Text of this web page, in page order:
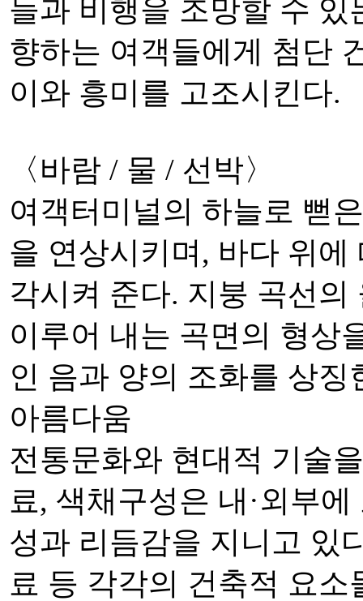
늘과 비행을 조망할 수
향하는 여객들에게 첨단
이와 흥미를 고조시킨다.
〈바람 / 물 / 선박〉
여객터미널의 하늘로 뻗
을 연상시키며, 바다 위
각시켜 준다. 지붕 곡선
이루어 내는 곡면의 형상
인 음과 양의 조화를 상징
아름다움
전통문화와 현대적 기술
료, 색채구성은 내·외부
성과 리듬감을 지니고 있
료 등 각각의 건축적 요